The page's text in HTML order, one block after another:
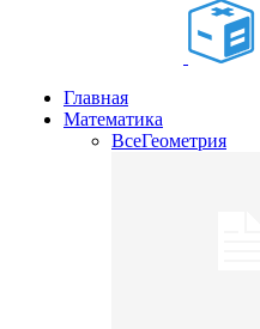
Главная
Математика
ВсеГеометрия